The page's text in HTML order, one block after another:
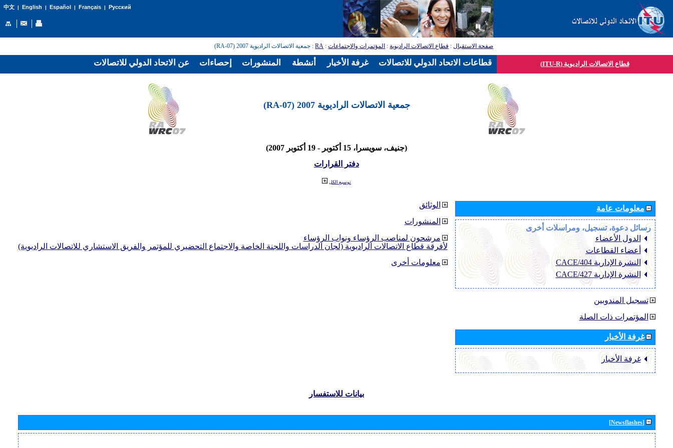
中文| English | Español | Français| Русский
صفحة الاستقبال: قطاع الاتصالات الراديوية: المؤتمرات والاجتماعات:
RA: جمعية الاتصالات الراديوية 2007 (RA-07)
قطاع الاتصالات الراديوية (ITU-R)
جمعية الاتصالات الراديوية 2007 (RA-07)
(جنيف، سويسرا، 15 أكتوبر - 19 أكتوبر 2007)
دفتر القرارات
توسيع الكل
الوثائق
المنشورات
مرشحون لمناصب الرؤساء ونواب الرؤساء
لأفرقة قطاع الاتصالات الراديوية (لجان الدراسات واللجنة الخاصة والاجتماع التحضيري للمؤتمر والفريق الاستشاري للاتصالات الراديوية)
معلومات أخرى
معلومات عامة
رسائل دعوة، تسجيل، ومراسلات أخرى
الدول الأعضاء
أعضاء القطاعات
النشرة الإدارية CACE/404
النشرة الإدارية CACE/427
تسجيل المندوبين
المؤتمرات ذات الصلة
غرفة الأخبار
غرفة الأخبار
بيانات للاستفسار
[Newsflashes]
عن الاتحاد الدولي للاتصالات إحصاءات المنشورات أنشطة غرفة الأخبار قطاعات الاتحاد الدولي للاتصالات